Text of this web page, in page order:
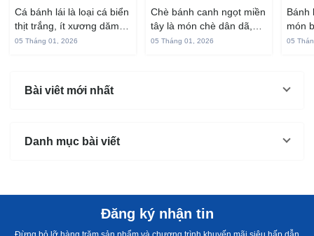
cá bánh lái
Cá bánh lái là loại cá biển
thịt trắng, ít xương dăm,
vị ngọt và rất dễ ăn khi
thể...
05 Tháng 01, 2026
Tây ngon chuẩn vị
Chè bánh canh ngọt miền
tây là món chè dân dã,
gắn liền với đời sống sinh
05 Tháng 01, 2026
hấp
Bánh
món
mùi
05
Bài viêt mới nhất
Danh mục bài viết
Đăng ký nhận tin